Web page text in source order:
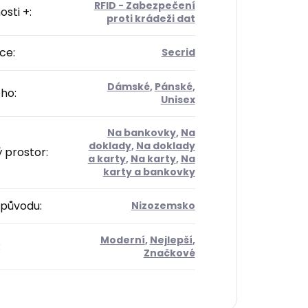
+:
RFID - Zabezpečení
proti krádeži dat
: Secrid
: Dámské, Pánské,
Unisex
prostor:
Na bankovky, Na
doklady, Na doklady
a karty, Na karty, Na
karty a bankovky
: Nizozemsko
Moderní, Nejlepší,
Značkové